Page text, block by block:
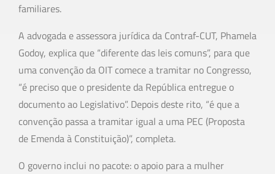
familiares.
A advogada e assessora jurídica da Contraf-CUT, Phamela
Godoy, explica que “diferente das leis comuns”, para que
uma convenção da OIT comece a tramitar no Congresso,
“é preciso que o presidente da República entregue o
documento ao Legislativo”. Depois deste rito, “é que a
convenção passa a tramitar igual a uma PEC (Proposta
de Emenda à Constituição)”, completa.
O governo inclui no pacote: o apoio para a mulher